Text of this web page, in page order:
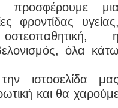
προσφέρουμε
φροντίδας
όλα
ιστοσελίδα
και θα